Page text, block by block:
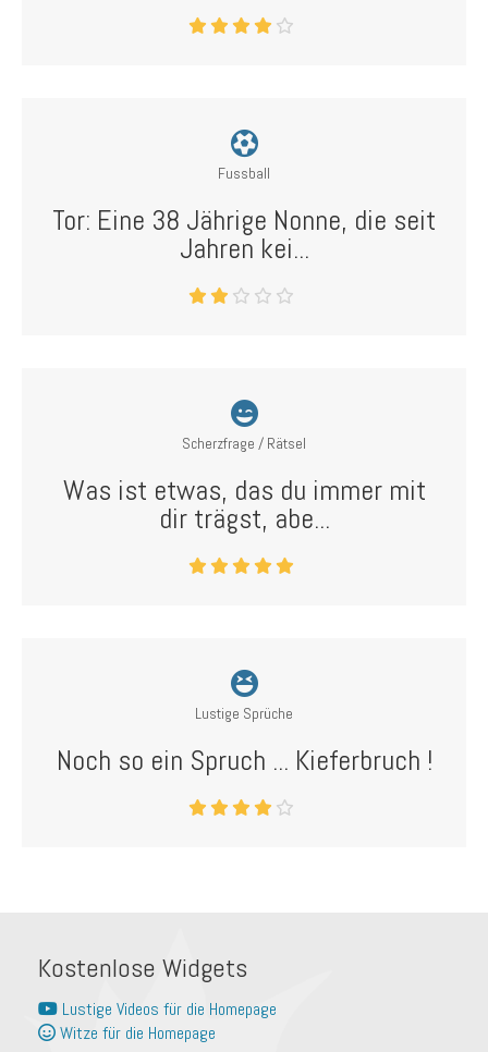
Fussball
Tor: Eine 38 Jährige Nonne, die seit
Jahren kei...
Scherzfrage / Rätsel
Was ist etwas, das du immer mit
dir trägst, abe...
Lustige Sprüche
Noch so ein Spruch ... Kieferbruch !
Kostenlose Widgets
Lustige Videos für die Homepage
Witze für die Homepage